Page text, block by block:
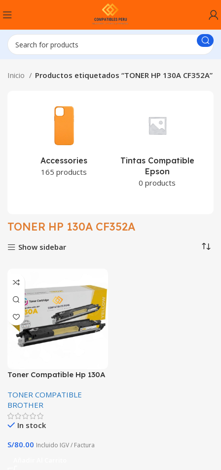
Inicio Productos etiquetados “TONER HP 130A CF352A”
Accessories
165 products
Tintas Compatible
Epson
0 products
TONER HP 130A CF352A
Show sidebar
Toner Compatible Hp 130A
Páginas.
TONER COMPATIBLE
BROTHER
In stock
S/80.00 Incluido IGV / Factura